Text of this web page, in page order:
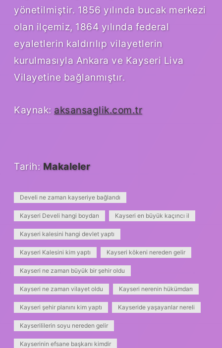
yönetilmiştir. 1856 yılında bucak merkezi
olan ilçemiz, 1864 yılında federal
eyaletlerin kaldırılıp vilayetlerin
kurulmasıyla Ankara ve Kayseri Liva
Vilayetine bağlanmıştır.
Kaynak: aksansaglik.com.tr
Tarih: Makaleler
Develi ne zaman kayseriye bağlandı
Kayseri Develi hangi boydan Kayseri en büyük kaçıncı il
Kayseri kalesini hangi devlet yaptı
Kayseri Kalesini kim yaptı Kayseri kökeni nereden gelir
Kayseri ne zaman büyük bir şehir oldu
Kayseri ne zaman vilayet oldu Kayseri nerenin hükümdarı
Kayseri şehir planını kim yaptı Kayseride yaşayanlar nereli
Kayserililerin soyu nereden gelir
Kayserinin efsane başkanı kimdir